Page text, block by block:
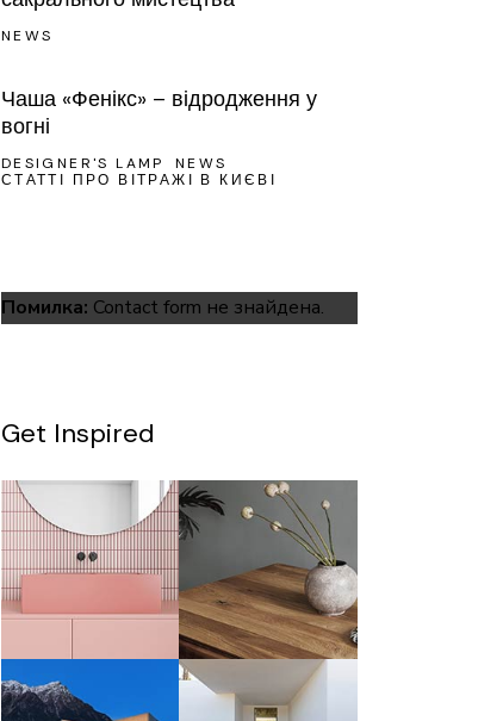
NEWS
Чаша «Фенікс» – відродження у
вогні
DESIGNER'S LAMP
NEWS
СТАТТІ ПРО ВІТРАЖІ В КИЄВІ
Помилка: Contact form не знайдена.
Get Inspired